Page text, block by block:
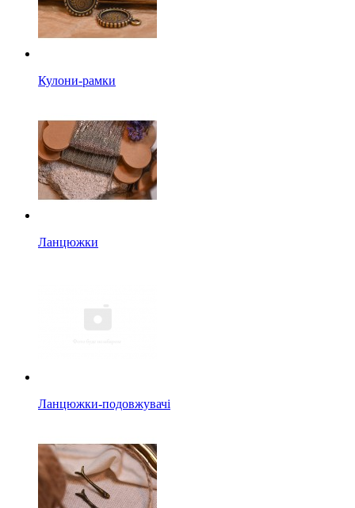
Кулони-рамки
Ланцюжки
Ланцюжки-подовжувачі